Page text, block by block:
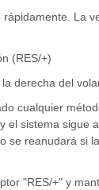
La
(RES/+)
derecha del
cualquier
el sistema sigue
se reanudará si
"RES/+" y